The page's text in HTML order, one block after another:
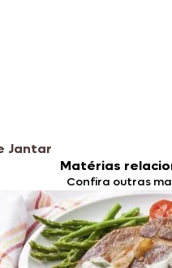
Jantar
Matérias
Confira outras